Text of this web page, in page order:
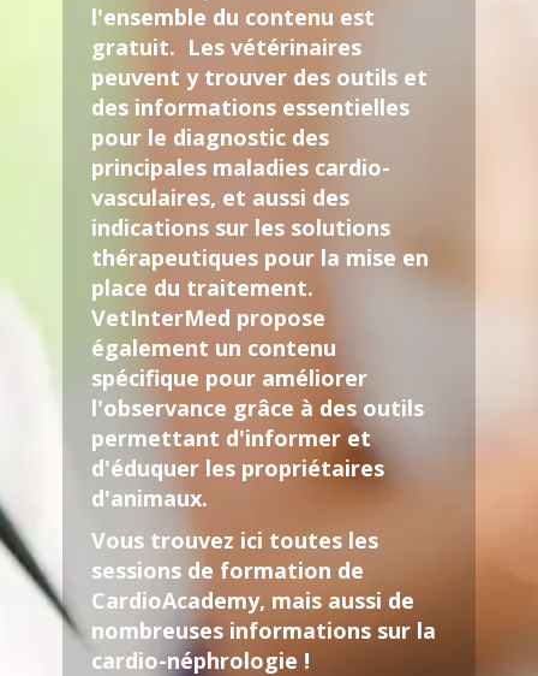
l'ensemble du contenu est
gratuit. Les vétérinaires
peuvent y trouver des outils et
des informations essentielles
pour le diagnostic des
principales maladies cardio-
vasculaires, et aussi des
indications sur les solutions
thérapeutiques pour la mise en
place du traitement.
VetInterMed propose
également un contenu
spécifique pour améliorer
l'observance grâce à des outils
permettant d'informer et
d'éduquer les propriétaires
d'animaux.
Vous trouvez ici toutes les
sessions de formation de
CardioAcademy, mais aussi de
nombreuses informations sur la
cardio-néphrologie !